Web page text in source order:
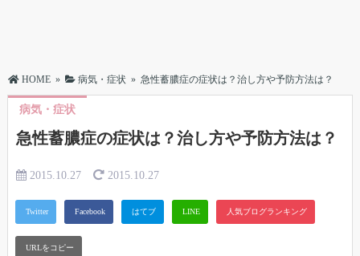
HOME » 病気・症状 » 急性蓄膿症の症状は？治し方や予防方法は？
病気・症状
急性蓄膿症の症状は？治し方や予防方法は？
2015.10.27 2015.10.27